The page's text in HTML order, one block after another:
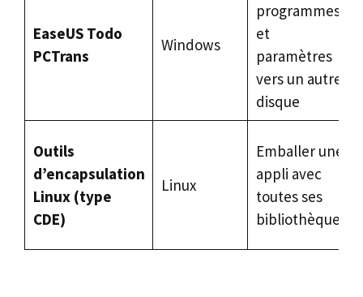
EaseUS Todo
PCTrans
Windows
programmes
et
paramètres
vers un autre
disque
Outils
d’encapsulation
Linux (type
CDE)
Linux
Emballer une
appli avec
toutes ses
bibliothèques